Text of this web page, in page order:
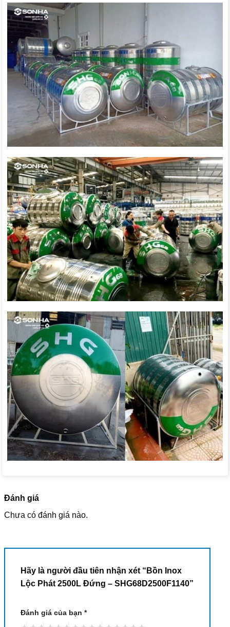
Đánh giá
Chưa có đánh giá nào.
Hãy là người đầu tiên nhận xét “Bồn Inox
Lộc Phát 2500L Đứng – SHG68D2500F1140”
Đánh giá của bạn *